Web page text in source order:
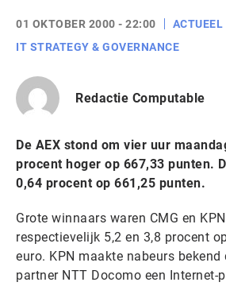
01 OKTOBER 2000 - 22:00
ACTUEEL
IT STRATEGY & GOVERNANCE
Redactie Computable
De AEX stond om vier uur
procent hoger op 667,33 punten.
0,64 procent op 661,25 punten.
Grote winnaars waren CMG en
respectievelijk 5,2 en 3,8 procent
euro. KPN maakte nabeurs
partner NTT Docomo een Internet-